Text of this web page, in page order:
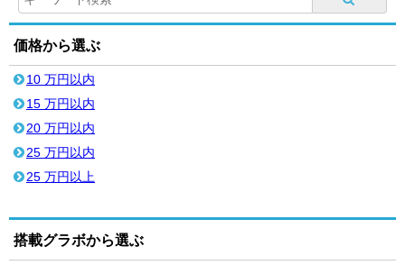
価格から選ぶ
10 万円以内
15 万円以内
20 万円以内
25 万円以内
25 万円以上
搭載グラボから選ぶ